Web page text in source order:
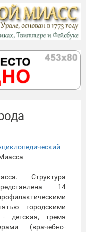
Структура
14
городскими
детская, тремя
(врачебно-